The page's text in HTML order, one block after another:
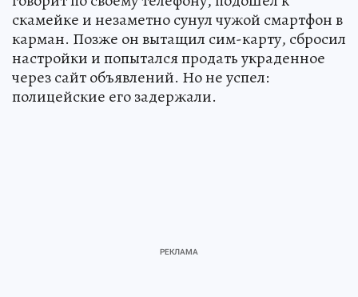
скамейке и незаметно сунул чужой смартфон в
карман. Позже он вытащил сим-карту, сбросил
настройки и попытался продать украденное
через сайт объявлений. Но не успел:
полицейские его задержали.